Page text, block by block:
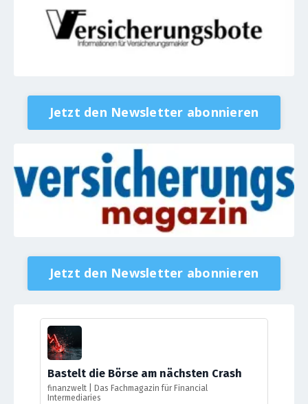
Jetzt den Newsletter abonnieren
Jetzt den Newsletter abonnieren
Bastelt die Börse am nächsten Crash
finanzwelt | Das Fachmagazin für Financial
Intermediaries